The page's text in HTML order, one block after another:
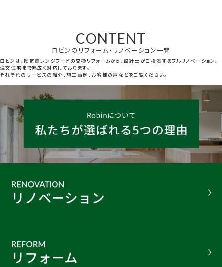
CONTENT
ロビンのリフォーム・リノベーション一覧
ロビンは、換気扇レンジフードの交換リフォームから、設計士がご提案するフルリノベーション、
注文住宅まで幅広く対応しております。
それぞれのサービスの紹介、施工事例、お客様の声などをご覧ください。